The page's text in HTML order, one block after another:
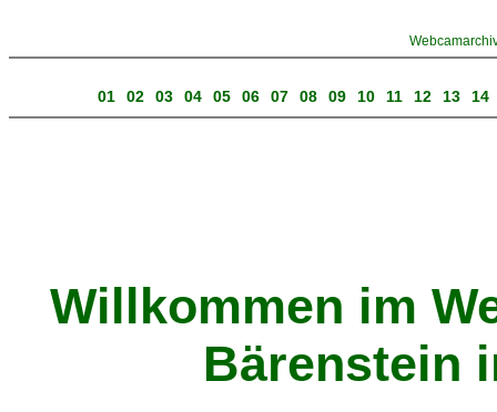
01 02 03 04 05 06 07 08 09 10 11 12 13 14
Willkommen im
Bärenstein